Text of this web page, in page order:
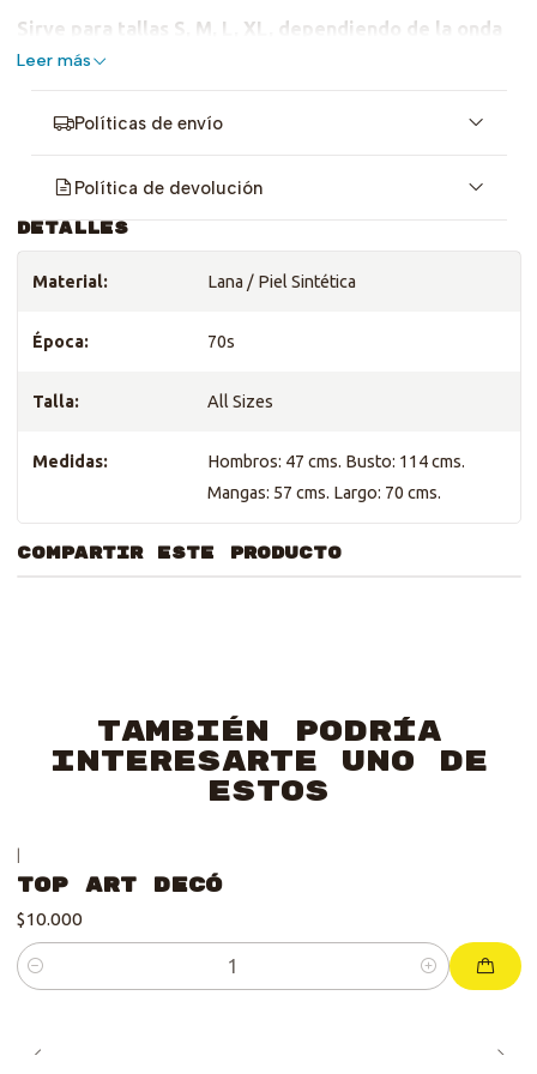
Sirve para tallas S, M, L, XL, dependiendo de la onda
que quieras darle, revisa medidas <3
Leer más
Políticas de envío
Política de devolución
DETALLES
Material: Lana / Piel Sintética
Época: 70s
Talla: All Sizes
Medidas:
Hombros: 47 cms. Busto: 114 cms.
Mangas: 57 cms. Largo: 70 cms.
COMPARTIR ESTE PRODUCTO
También podría
interesarte uno de
estos
Top Art Decó
$10.000
Cantidad